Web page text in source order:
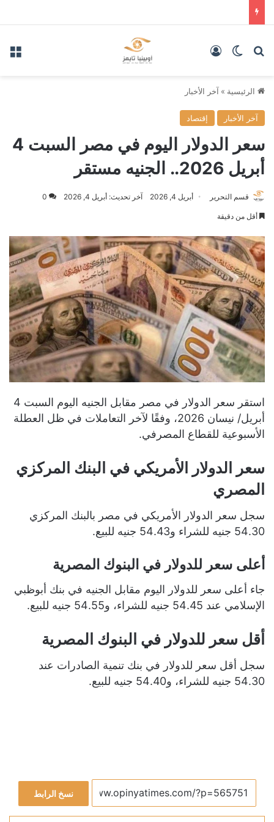
بحث عنالوضع المظلم
الرئيسية » آخر الأخبار
آخر الأخبار إقتصاد
سعر الدولار اليوم في مصر السبت 4
أبريل 2026.. الجنيه مستقر
قسم التحرير أبريل 4, 2026 آخر تحديث: أبريل 4, 2026 0
أقل من دقيقة
استقر سعر الدولار في مصر مقابل الجنيه اليوم السبت 4
أبريل/ نيسان 2026، وفقًا لآخر التعاملات في ظل العطلة
الأسبوعية للقطاع المصرفي.
سعر الدولار الأمريكي في البنك المركزي
المصري
سجل سعر الدولار الأمريكي في مصر بالبنك المركزي
54.30 جنيه للشراء و54.43 جنيه للبيع.
أعلى سعر للدولار في البنوك المصرية
جاء أعلى سعر للدولار اليوم مقابل الجنيه في بنك أبوظبي
الإسلامي عند 54.45 جنيه للشراء، و54.55 جنيه للبيع.
أقل سعر للدولار في البنوك المصرية
سجل أقل سعر للدولار في بنك تنمية الصادرات عند
54.30 جنيه للشراء، و54.40 جنيه للبيع.
نسخ الرابط